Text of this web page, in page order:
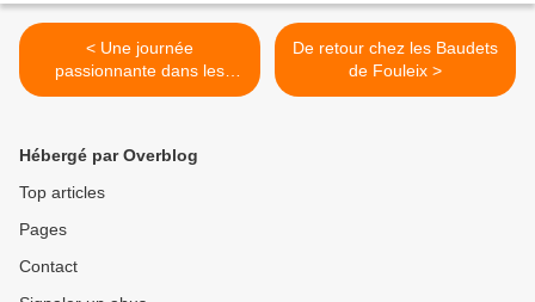
< Une journée
passionnante dans les
carrières Constant et à la
De retour chez les Baudets
de Fouleix >
Hébergé par Overblog
Top articles
Pages
Contact